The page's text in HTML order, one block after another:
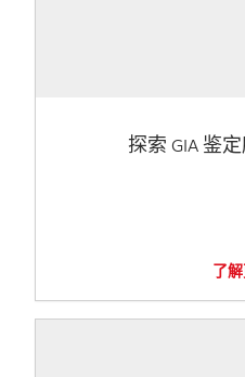
探索 GIA 鉴
了